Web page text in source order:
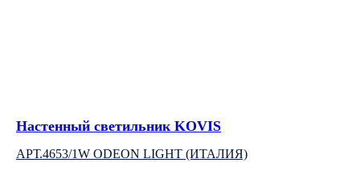
Настенный светильник KOVIS
АРТ.4653/1W ODEON LIGHT (ИТАЛИЯ)